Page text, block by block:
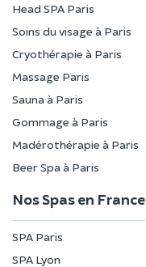
Head SPA Paris
Soins du visage à Paris
Cryothérapie à Paris
Massage Paris
Sauna à Paris
Gommage à Paris
Madérothérapie à Paris
Beer Spa à Paris
Nos Spas en France
SPA Paris
SPA Lyon